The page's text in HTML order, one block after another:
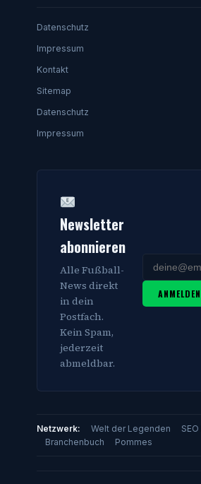
Datenschutz
Impressum
Kontakt
Sitemap
Datenschutz
Impressum
Newsletter
abonnieren
Alle Fußball-
News direkt
in dein
Postfach.
Kein Spam,
jederzeit
abmeldbar.
ANMELDEN
Netzwerk: Welt der Legenden
Branchenbuch
Pommes